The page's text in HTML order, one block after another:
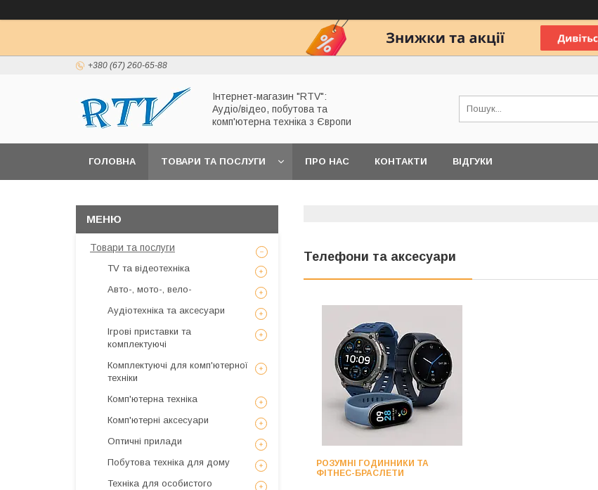
+380 (67) 260-65-88
Інтернет-магазин "RTV":
Аудіо/відео, побутова та
комп'ютерна техніка з Європи
ГОЛОВНА ТОВАРИ ТА ПОСЛУГИ ПРО НАС КОНТАКТИ ВІДГУКИ
Телефони та аксесуари
РОЗУМНІ ГОДИННИКИ ТА
ФІТНЕС-БРАСЛЕТИ
Товари та послуги
TV та відеотехніка
Авто-, мото-, вело-
Аудіотехніка та аксесуари
Ігрові приставки та
комплектуючі
Комплектуючі для комп'ютерної
техніки
Комп'ютерна техніка
Комп'ютерні аксесуари
Оптичні прилади
Побутова техніка для дому
Техніка для особистого